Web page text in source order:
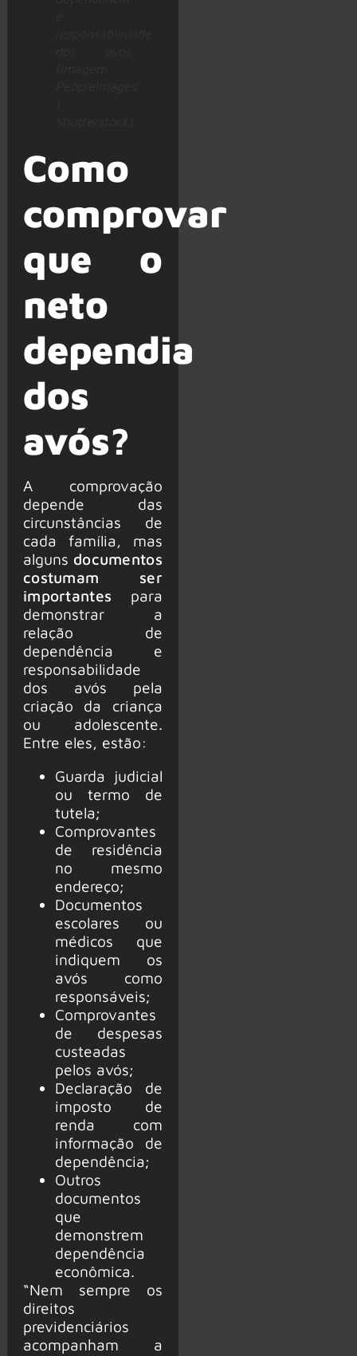
Como
comprovar
que o
neto
dependia
dos
avós?
A comprovação
depende das
circunstâncias de
cada família, mas
alguns documentos
costumam ser
importantes para
demonstrar a
relação de
dependência e
responsabilidade
dos avós pela
criação da criança
ou adolescente.
Entre eles, estão:
Guarda judicial
ou termo de
tutela;
Comprovantes
de residência
no mesmo
endereço;
Documentos
escolares ou
médicos que
indiquem os
avós como
responsáveis;
Comprovantes
de despesas
custeadas
pelos avós;
Declaração de
imposto de
renda com
informação de
dependência;
Outros
documentos
que
demonstrem
dependência
econômica.
“Nem sempre os
direitos
previdenciários
acompanham a